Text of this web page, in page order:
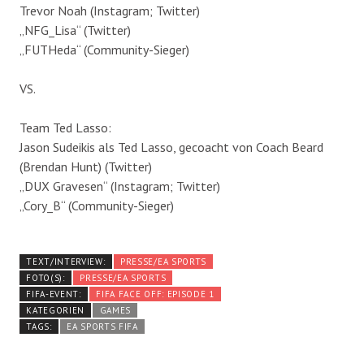
Trevor Noah (Instagram; Twitter)
„NFG_Lisa“ (Twitter)
„FUTHeda“ (Community-Sieger)
VS.
Team Ted Lasso:
Jason Sudeikis als Ted Lasso, gecoacht von Coach Beard
(Brendan Hunt) (Twitter)
„DUX Gravesen“ (Instagram; Twitter)
„Cory_B“ (Community-Sieger)
TEXT/INTERVIEW:
PRESSE/EA SPORTS
FOTO(S):
PRESSE/EA SPORTS
FIFA-EVENT:
FIFA FACE OFF: EPISODE 1
KATEGORIEN
GAMES
TAGS:
EA SPORTS FIFA